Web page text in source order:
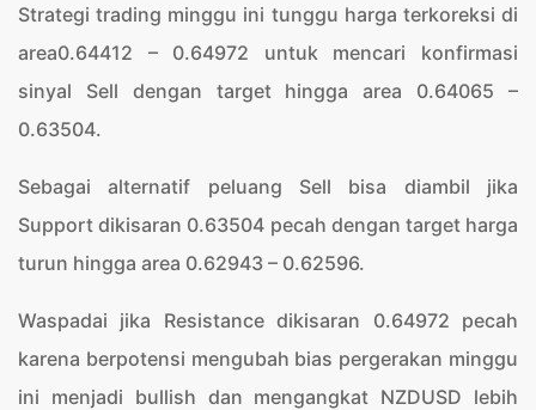
Strategi trading minggu ini tunggu harga terkoreksi di
area0.64412 – 0.64972 untuk mencari konfirmasi
sinyal Sell dengan target hingga area 0.64065 –
0.63504.
Sebagai alternatif peluang Sell bisa diambil jika
Support dikisaran 0.63504 pecah dengan target harga
turun hingga area 0.62943 – 0.62596.
Waspadai jika Resistance dikisaran 0.64972 pecah
karena berpotensi mengubah bias pergerakan minggu
ini menjadi bullish dan mengangkat NZDUSD lebih